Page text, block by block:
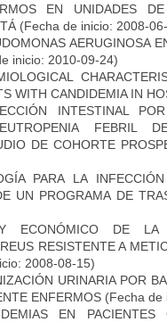
EN UNIDADES
(Fecha de inicio: 2008-
AERUGINOSA
inicio: 2010-09-24)
WITH CANDIDEMIA IN
INTESTINAL
FEBRIL
DE COHORTE
PARA LA
UN PROGRAMA DE
ECONÓMICO DE LA
RESISTENTE A
2008-08-15)
URINARIA POR
ENFERMOS (Fecha de
EN PACIENTES